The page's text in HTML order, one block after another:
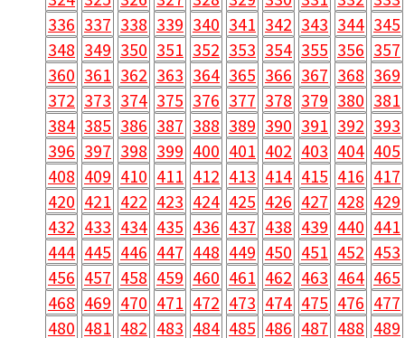
336 337 338 339 340 341 342 343 344 345
348 349 350 351 352 353 354 355 356 357
360 361 362 363 364 365 366 367 368 369
372 373 374 375 376 377 378 379 380 381
384 385 386 387 388 389 390 391 392 393
396 397 398 399 400 401 402 403 404 405
408 409 410 411 412 413 414 415 416 417
420 421 422 423 424 425 426 427 428 429
432 433 434 435 436 437 438 439 440 441
444 445 446 447 448 449 450 451 452 453
456 457 458 459 460 461 462 463 464 465
468 469 470 471 472 473 474 475 476 477
480 481 482 483 484 485 486 487 488 489